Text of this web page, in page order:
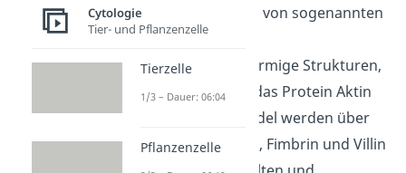
mehreren Bündeln von sogenannten
Aktinfilamenten.
Diese sind fadenförmige Strukturen,
die hauptsächlich das Protein Aktin
enthalten. Die Bündel werden über
die Proteine Fascin, Fimbrin und Villin
Cytologie
Tier- und Pflanzenzelle
Tierzelle
1/3 – Dauer: 06:04
Pflanzenzelle